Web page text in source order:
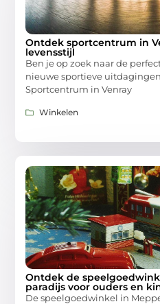
Ontdek sportcentrum in
levensstijl
Ben je op zoek naar de
nieuwe sportieve
Sportcentrum in Venray
Winkelen
Ontdek de
paradijs voor ouders en
De speelgoedwinkel in